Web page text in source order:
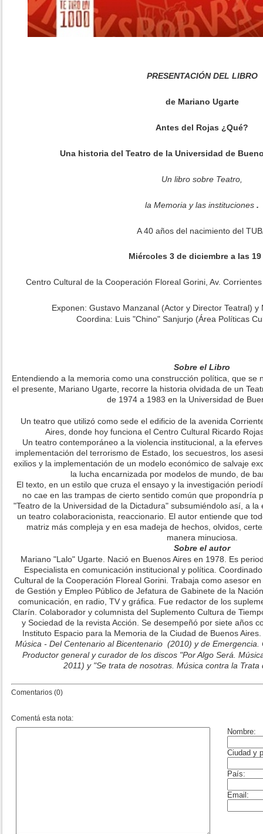
PRESENTACIÓN DEL LIBRO
de Mariano Ugarte
Antes del Rojas ¿Qué?
Una historia del Teatro de la Universidad de
Un libro sobre Teatro,
la Memoria y las instituciones .
A 40 años del nacimiento del
Miércoles 3 de diciembre a las 19
Centro Cultural de la Cooperación Floreal Gorini, Av.
Exponen: Gustavo Manzanal (Actor y Director Teatral)
Coordina: Luis "Chino" Sanjurjo (Área Políticas
Sobre el Libro
Entendiendo a la memoria como una construcción política, que se
el presente, Mariano Ugarte, recorre la historia olvidada de un
de 1974 a 1983 en la Universidad de
Un teatro que utilizó como sede el edificio de la avenida
Aires, donde hoy funciona el Centro Cultural Ricardo
Un teatro contemporáneo a la violencia institucional, a la
implementación del terrorismo de Estado, los secuestros, los
exilios y la implementación de un modelo económico de salvaje
la lucha encarnizada por modelos de mundo, de
El texto, en un estilo que cruza el ensayo y la investigación
no cae en las trampas de cierto sentido común que propondría
"Teatro de la Universidad de la Dictadura" subsumiéndolo así, a
un teatro colaboracionista, reaccionario. El autor entiende que
matriz más compleja y en esa madeja de hechos, olvidos,
manera minuciosa.
Sobre el autor
Mariano "Lalo" Ugarte. Nació en Buenos Aires en 1978. Es
Especialista en comunicación institucional y política.
Cultural de la Cooperación Floreal Gorini. Trabaja como asesor
de Gestión y Empleo Público de Jefatura de Gabinete de la
comunicación, en radio, TV y gráfica. Fue redactor de los
Clarín. Colaborador y columnista del Suplemento Cultura de
y Sociedad de la revista Acción. Se desempeñó por siete años
Instituto Espacio para la Memoria de la Ciudad de Buenos
Música - Del Centenario al Bicentenario (2010) y de Emergencia.
Productor general y curador de los discos "Por Algo Será.
2011) y "Se trata de nosotras. Música contra la Trata
Comentarios (0)
Comentá esta nota: